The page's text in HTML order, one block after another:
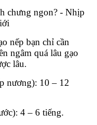
nếp bạn chỉ cần
ngâm quá lâu gạo
lâu.
nương): 10 – 12
4 – 6 tiếng.